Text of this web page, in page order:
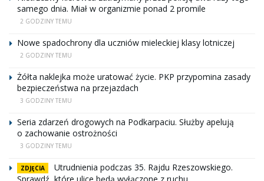
samego dnia. Miał w organizmie ponad 2 promile
2 GODZINY TEMU
Nowe spadochrony dla uczniów mieleckiej klasy lotniczej
2 GODZINY TEMU
Żółta naklejka może uratować życie. PKP przypomina zasady
bezpieczeństwa na przejazdach
3 GODZINY TEMU
Seria zdarzeń drogowych na Podkarpaciu. Służby apelują
o zachowanie ostrożności
3 GODZINY TEMU
ZDJĘCIA
Utrudnienia podczas 35. Rajdu Rzeszowskiego.